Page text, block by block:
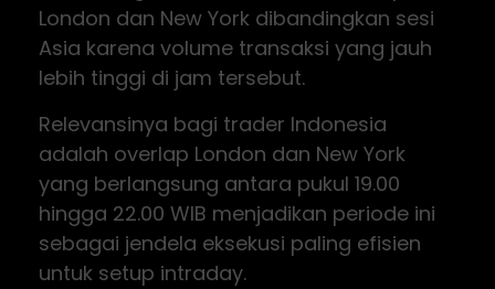
London dan New York dibandingkan sesi
Asia karena volume transaksi yang jauh
lebih tinggi di jam tersebut.
Relevansinya bagi trader Indonesia
adalah overlap London dan New York
yang berlangsung antara pukul 19.00
hingga 22.00 WIB menjadikan periode ini
sebagai jendela eksekusi paling efisien
untuk setup intraday.